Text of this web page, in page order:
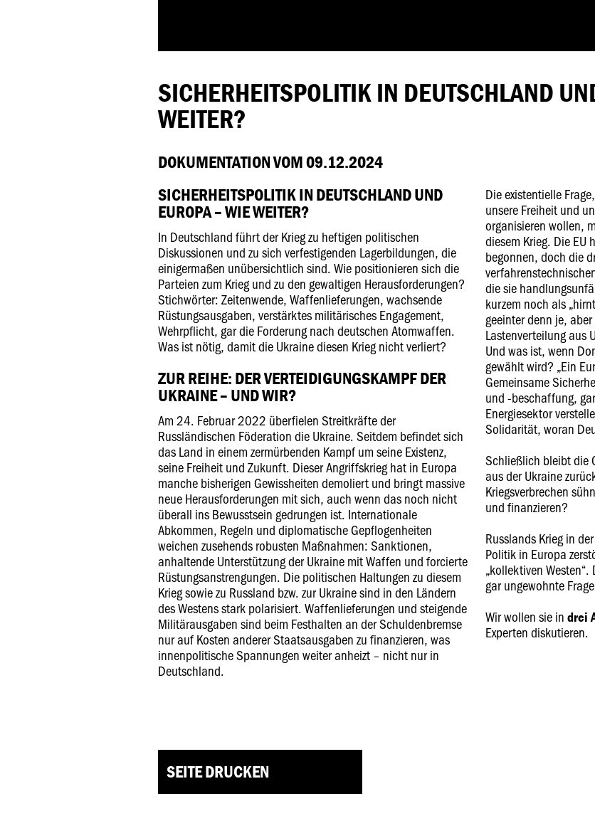
SICHERHEITSPOLITIK IN DEUTSCHLAND
WEITER?
DOKUMENTATION VOM 09.12.2024
SICHERHEITSPOLITIK IN DEUTSCHLAND UND
EUROPA – WIE WEITER?
In Deutschland führt der Krieg zu heftigen politischen
Diskussionen und zu sich verfestigenden Lagerbildungen, die
einigermaßen unübersichtlich sind. Wie positionieren sich die
Parteien zum Krieg und zu den gewaltigen Herausforderungen?
Stichwörter: Zeitenwende, Waffenlieferungen, wachsende
Rüstungsausgaben, verstärktes militärisches Engagement,
Wehrpflicht, gar die Forderung nach deutschen Atomwaffen.
Was ist nötig, damit die Ukraine diesen Krieg nicht verliert?
ZUR REIHE: DER VERTEIDIGUNGSKAMPF DER
UKRAINE – UND WIR?
Am 24. Februar 2022 überfielen Streitkräfte der
Russländischen Föderation die Ukraine. Seitdem befindet sich
das Land in einem zermürbenden Kampf um seine Existenz,
seine Freiheit und Zukunft. Dieser Angriffskrieg hat in Europa
manche bisherigen Gewissheiten demoliert und bringt massive
neue Herausforderungen mit sich, auch wenn das noch nicht
überall ins Bewusstsein gedrungen ist. Internationale
Abkommen, Regeln und diplomatische Gepflogenheiten
weichen zusehends robusten Maßnahmen: Sanktionen,
anhaltende Unterstützung der Ukraine mit Waffen und forcierte
Rüstungsanstrengungen. Die politischen Haltungen zu diesem
Krieg sowie zu Russland bzw. zur Ukraine sind in den Ländern
des Westens stark polarisiert. Waffenlieferungen und steigende
Militärausgaben sind beim Festhalten an der Schuldenbremse
nur auf Kosten anderer Staatsausgaben zu finanzieren, was
innenpolitische Spannungen weiter anheizt – nicht nur in
Deutschland.
Die existentielle
unsere Freiheit und
organisieren wollen,
diesem Krieg. Die
begonnen, doch die
die sie
kurzem noch als
geeinter denn je,
Lastenverteilung aus
Und was ist, wenn
gewählt wird? „Ein
Gemeinsame
und -beschaffung,
Energiesektor
Solidarität, woran
Schließlich bleibt die
aus der Ukraine
Kriegsverbrechen
und finanzieren?
Russlands Krieg in
Politik in Europa
„kollektiven
gar ungewohnte
Wir wollen sie in drei
Experten diskutieren.
SEITE DRUCKEN